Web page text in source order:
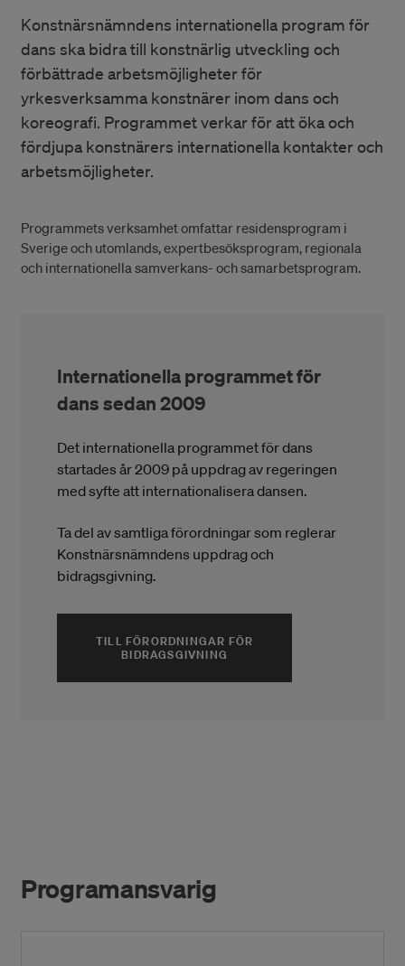
Konstnärsnämndens internationella program för
dans ska bidra till konstnärlig utveckling och
förbättrade arbetsmöjligheter för
yrkesverksamma konstnärer inom dans och
koreografi. Programmet verkar för att öka och
fördjupa konstnärers internationella kontakter och
arbetsmöjligheter.
Programmets verksamhet omfattar residensprogram i
Sverige och utomlands, expertbesöksprogram, regionala
och internationella samverkans- och samarbetsprogram.
Internationella programmet för
dans sedan 2009
Det internationella programmet för dans
startades år 2009 på uppdrag av regeringen
med syfte att internationalisera dansen.
Ta del av samtliga förordningar som reglerar
Konstnärsnämndens uppdrag och
bidragsgivning.
TILL FÖRORDNINGAR FÖR
BIDRAGSGIVNING
Programansvarig